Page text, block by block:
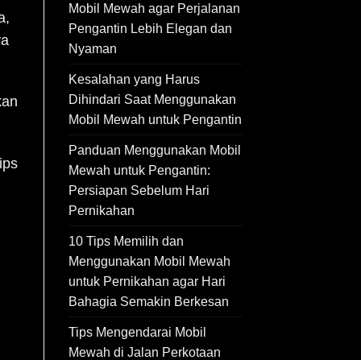
Mobil Mewah agar Perjalanan
Pengantin Lebih Elegan dan
Nyaman
Kesalahan yang Harus
Dihindari Saat Menggunakan
Mobil Mewah untuk Pengantin
Panduan Menggunakan Mobil
Mewah untuk Pengantin:
Persiapan Sebelum Hari
Pernikahan
10 Tips Memilih dan
Menggunakan Mobil Mewah
untuk Pernikahan agar Hari
Bahagia Semakin Berkesan
Tips Mengendarai Mobil
Mewah di Jalan Perkotaan